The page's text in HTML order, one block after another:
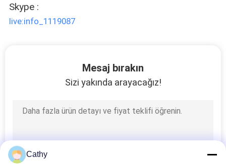
Skype :
live:info_1119087
Mesaj bırakın
Sizi yakında arayacağız!
Cathy